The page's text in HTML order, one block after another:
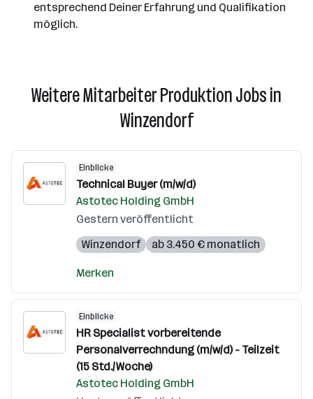
entsprechend Deiner Erfahrung und Qualifikation
möglich.
Weitere Mitarbeiter Produktion Jobs in
Winzendorf
Einblicke
Technical Buyer (m/w/d)
Astotec Holding GmbH
Gestern veröffentlicht
Winzendorf
ab 3.450 € monatlich
Merken
Einblicke
HR Specialist vorbereitende
Personalverrechndung (m/w/d) - Teilzeit
(15 Std./Woche)
Astotec Holding GmbH